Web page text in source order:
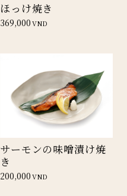
ほっけ焼き
369,000VND
サーモンの味噌漬け焼
き
200,000VND